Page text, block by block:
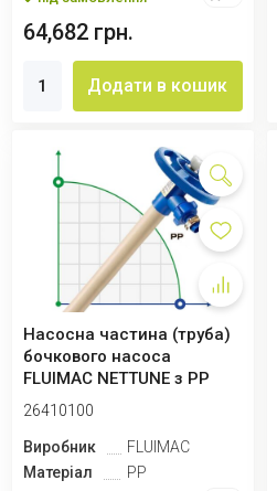
64,682 грн.
Додати в кошик
Насосна частина (труба)
бочкового насоса
FLUIMAC NETTUNE з PP
(вал AISI 316),...
26410100
Виробник
FLUIMAC
Матеріал
PP